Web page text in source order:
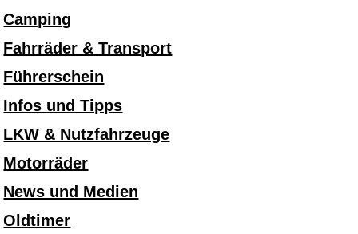
Camping
Fahrräder & Transport
Führerschein
Infos und Tipps
LKW & Nutzfahrzeuge
Motorräder
News und Medien
Oldtimer